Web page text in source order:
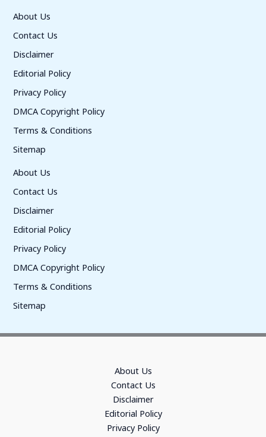
About Us
Contact Us
Disclaimer
Editorial Policy
Privacy Policy
DMCA Copyright Policy
Terms & Conditions
Sitemap
About Us
Contact Us
Disclaimer
Editorial Policy
Privacy Policy
DMCA Copyright Policy
Terms & Conditions
Sitemap
About Us
Contact Us
Disclaimer
Editorial Policy
Privacy Policy